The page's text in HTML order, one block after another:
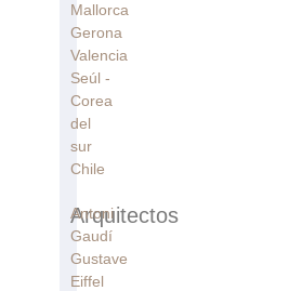
Mallorca
Gerona
Valencia
Seúl -
Corea
del
sur
Chile
Arquitectos
Antoni
Gaudí
Gustave
Eiffel